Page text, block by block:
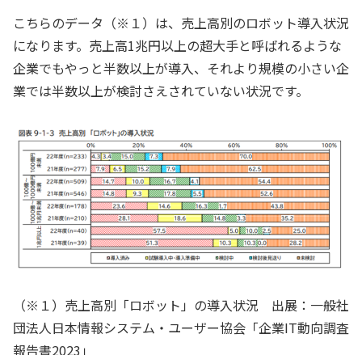
こちらのデータ（※１）は、売上高別のロボット導入状況
になります。売上高1兆円以上の超大手と呼ばれるような
企業でもやっと半数以上が導入、それより規模の小さい企
業では半数以上が検討さえされていない状況です。
（※１）売上高別「ロボット」の導入状況 出展：一般社
団法人日本情報システム・ユーザー協会「企業IT動向調査
報告書2023」